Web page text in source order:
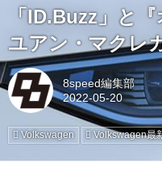
「ID.Buzz」と
ユアン・マクレ
8speed編集部
Volkswagen Volkswagen最